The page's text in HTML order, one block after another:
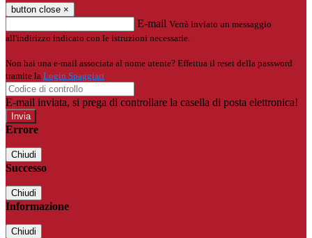
button close ×
E-mail Verrà inviato un messaggio
all'indirizzo indicato con le istruzioni necessarie.
Non hai una e-mail associata al nome utente? Effettua il reset della password
tramite la Login Spaggiari
E-mail inviata, si prega di controllare la casella di posta elettronica!
Errore
Chiudi
Successo
Chiudi
Informazione
Chiudi